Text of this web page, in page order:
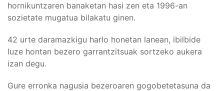
hornikuntzaren banaketan hasi zen eta 1996-an
sozietate mugatua bilakatu ginen.
42 urte daramazkigu harlo honetan lanean, ibilbide
luze hontan bezero garrantzitsuak sortzeko aukera
izan degu.
Gure erronka nagusia bezeroaren gogobetetasuna da